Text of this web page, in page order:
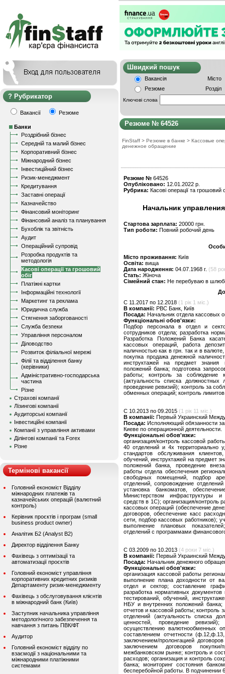
Рубрикатор
Вакансії Резюме
Банки
Роздрібний бізнес
Середній та малий бізнес
Корпоративний бізнес
Міжнародний бізнес
Інвестиційний бізнес
Ризик-менеджмент
Кредитування
Заставні операції
Казначейство
Фінансовий моніторинг
Фінансовий аналіз та планування
Бухоблік та звітність
Аудит
Операційний супровід
Розробка продуктів та
методологія
Касові операції та грошовий
обіг
Платіжні картки
Інформаційні технології
Маркетинг та реклама
Юридична служба
Стягнення заборгованості
Служба безпеки
Управління персоналом
Діловодство
Розвиток філіальної мережі
Філії та відділення банку
(керівники)
Адміністративно-господарська
частина
Різне
Страхові компанії
Лізингові компанії
Аудиторські компанії
Інвестиційні компанії
Компанії з управління активами
Ділінгові компанії та Forex
Різне
Термінові вакансії
Головний економіст Відділу
міжнародних платежів та
казначейських операцій (валютний
контроль)
Керівник проєктів і програм (small
business product owner)
Аналітик Б2 (Analyst B2)
Директор відділення Банку
Фахівець з оптимізації та
автоматизації проєктів
Головний економіст управління
корпоративних кредитних ризиків
Департаменту ризик-менеджменту
Фахівець з обслуговування клієнтів
в міжнародний банк (Київ)
Заступник начальника управління
методологічного забезпечення та
навчання з питань ПВК/ФТ
Аудитор
Головний економіст відділу по
взаємодії з національними та
міжнародними платіжними
системами
Швидкий
Вакансія
Місто
Резюме
Розділ
Ключові слова
Резюме № 64526
FinStaff > Резюме в банке > Кассовые
денежное обращение
Резюме № 64526
Опубліковано: 12.01.2022 р.
Рубрика: Касові операції та грошовий
Начальник
Стартова зарплата: 20000 грн.
Тип роботи: Повний робочий день
Місто проживання: Київ
Освіта: вища
Дата народження: 04.07.1968 г. (58
Стать: Жіноча
Сімейний стан: Не перебуваю в
C 11.2017 по 12.2018 (1 рік 1 міс.)
В компанії: РВС Банк, Київ
Посада: Начальник отдела кассовых
Функціональні обов'язки:
Подбор персонала в отдел и
сотрудников отдела; разработка
Разработка Положений Банка
кассовых операций, работа
наличностью как в грн. так и в
покупка продажа денежной
инструктажей на предмет
положений банка; подготовка
работы; контроль за соблюдение
(актуальность списка должностных
проведение ревизий); контроль за
обменных операций; контроль
C 10.2013 по 09.2015 (1 рік 11 міс.)
В компанії: Первый Украинский
Посада: Исполняющий обязанности
Киеве по операционной деятельности.
Функціональні обов'язки:
организация/контроль кассовой
40 отделений и 4х территориально
стандартов обслуживания
обучений, инструктажей на предмет
положений банка, проведение
работы отдела обеспечения
свободных помещений, подбор
отделений, сопровождение
установка банкоматов,
Министерством инфраструктуры
средств в 1С); организация/контроль
кассовых операций (обеспечение
договоров, обеспечение касс
сети, подбор кассовых работников);
выполнение плановых
отделений с программами
C 03.2009 по 10.2013 (4 роки 7 міс.)
В компанії: Первый Украинский
Посада: Начальник денежного
Функціональні обов'язки:
организация кассовой работы
выполнение плана доходности от
отдел и сектор; составление
разработка нормативных
тестирований, обучений,
НБУ и внутренних положений банка;
отчетов и кассовой работы; контроль
отделений (актуальность списка
ценностей, проведение
осуществлению валютнообменных
составлением отчетности
заключением/пролонгацией
заключением договоров
межбанковском рынке; контроль и
расходов; организация и контроль
банка; мониторинг состояния
бесперебойной работы. В подчинении